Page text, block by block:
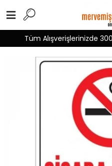
Tüm Alışverişlerinizde